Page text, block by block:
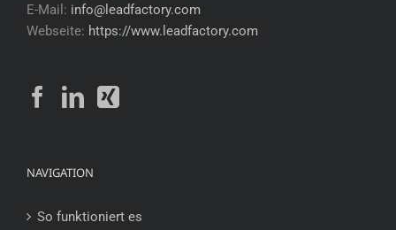
E-Mail: info@leadfactory.com
Webseite: https://www.leadfactory.com
NAVIGATION
So funktioniert es